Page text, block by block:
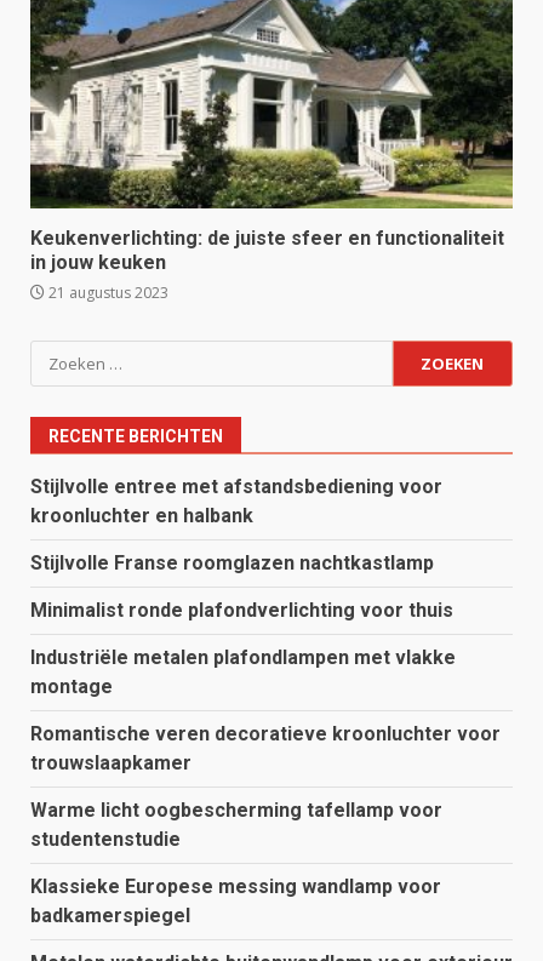
Keukenverlichting: de juiste sfeer en functionaliteit
in jouw keuken
21 augustus 2023
Zoeken
naar:
RECENTE BERICHTEN
Stijlvolle entree met afstandsbediening voor
kroonluchter en halbank
Stijlvolle Franse roomglazen nachtkastlamp
Minimalist ronde plafondverlichting voor thuis
Industriële metalen plafondlampen met vlakke
montage
Romantische veren decoratieve kroonluchter voor
trouwslaapkamer
Warme licht oogbescherming tafellamp voor
studentenstudie
Klassieke Europese messing wandlamp voor
badkamerspiegel